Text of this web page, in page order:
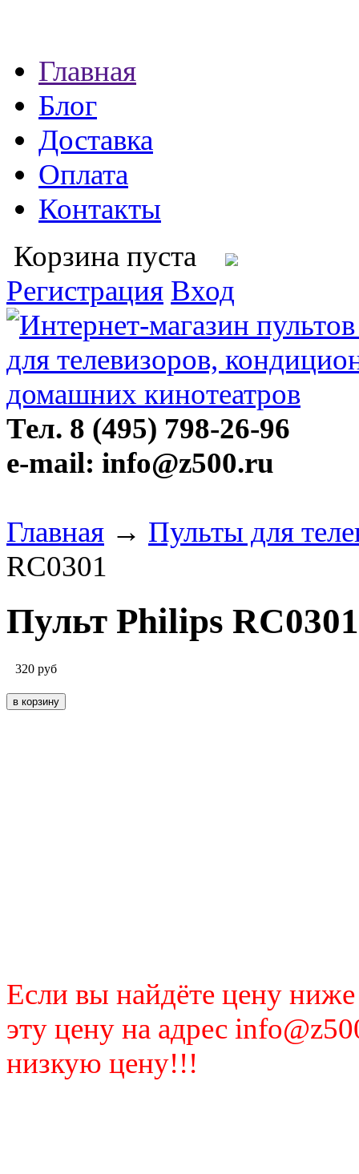
Главная
Блог
Доставка
Оплата
Контакты
Корзина пуста
Регистрация Вход
Тел. 8 (495) 798-26-96
e-mail: info@z500.ru
Главная → Пульты для
RC0301
Пульт Philips RC0301
320 руб
Если вы найдёте цену
эту цену на адрес
низкую цену!!!